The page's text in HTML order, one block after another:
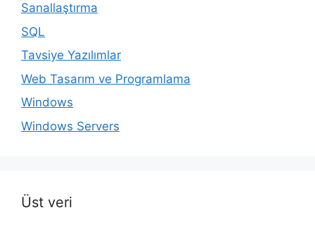
Sanallaştırma
SQL
Tavsiye Yazılımlar
Web Tasarım ve Programlama
Windows
Windows Servers
Üst veri